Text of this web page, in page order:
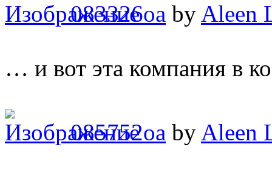
083326oa by Aleen
… и вот эта компания в
085752oa by Aleen